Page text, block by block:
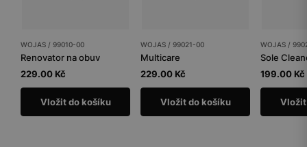
WOJAS / 99010-00
Renovator na obuv
229.00 Kč
Vložit do košíku
WOJAS / 99021-00
Multicare
229.00 Kč
Vložit do košíku
WOJAS /
199.00 Kč